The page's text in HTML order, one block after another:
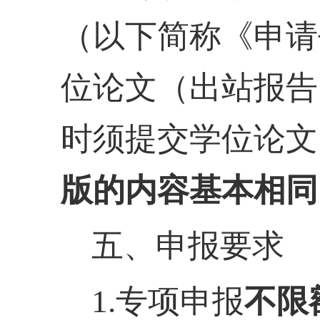
（以下简称《申
位论文（出站报
时须提交学位论
版的内容基本相
五、申报要求
1.专项申报不限